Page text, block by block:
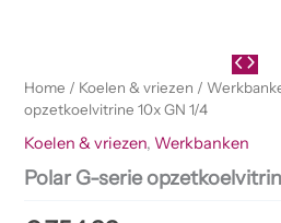
Home / Koelen & vriezen /
opzetkoelvitrine 10x GN 1/4
Koelen & vriezen, Werkbanken
Polar G-serie